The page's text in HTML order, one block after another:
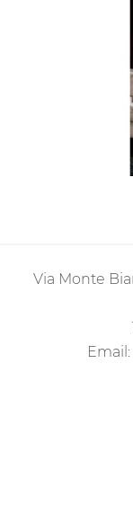
Via Monte
Email: